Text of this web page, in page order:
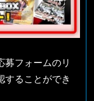
募フォームのリ
することができ